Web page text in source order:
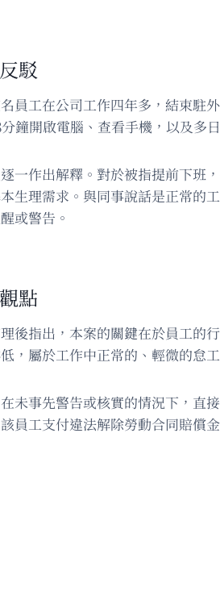
駁
員工在公司工作四年多，結束駐
鐘開啟電腦、查看手機，以及多
一作出解釋。對於被指提前下班
生理需求。與同事說話是正常的
或警告。
點
後指出，本案的關鍵在於員工的
，屬於工作中正常的、輕微的怠
未事先警告或核實的情況下，直
員工支付違法解除勞動合同賠償